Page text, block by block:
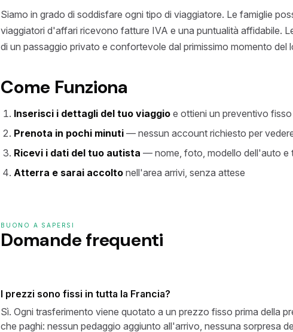
Siamo in grado di soddisfare ogni tipo di viaggiatore. Le famiglie
viaggiatori d'affari ricevono fatture IVA e una puntualità affidabile.
di un passaggio privato e confortevole dal primissimo momento del
Come Funziona
Inserisci i dettagli del tuo viaggio e ottieni un preventivo
Prenota in pochi minuti — nessun account richiesto per
Ricevi i dati del tuo autista — nome, foto, modello dell'auto e
Atterra e sarai accolto nell'area arrivi, senza attese
BUONO A SAPERSI
Domande frequenti
I prezzi sono fissi in tutta la Francia?
Sì. Ogni trasferimento viene quotato a un prezzo fisso prima della
che paghi: nessun pedaggio aggiunto all'arrivo, nessuna sorpresa